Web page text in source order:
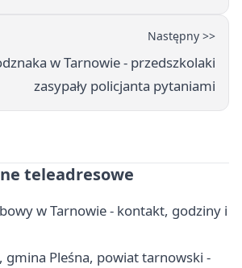
Następny >>
w Tarnowie - przedszkolaki
zasypały policjanta pytaniami
teleadresowe
w Tarnowie - kontakt, godziny i
gmina Pleśna, powiat tarnowski -